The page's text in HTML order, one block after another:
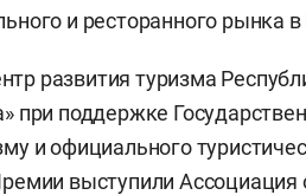
и ресторанного рынка
развития туризма
при поддержке
и официального
выступили Ассоциация